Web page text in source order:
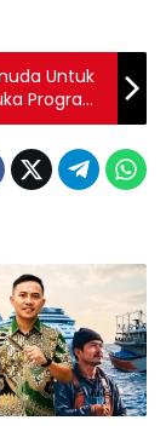
Untuk
Program